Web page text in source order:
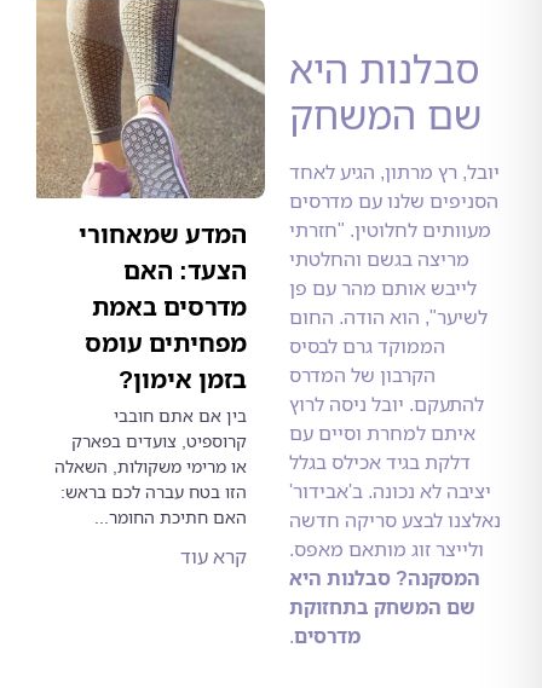
היא
המשחק
רץ מרתון, הגיע לאחד
שלנו עם מדרסים
לחלוטין. "חזרתי
בגשם והחלטתי
אותם מהר עם פן
הוא הודה. החום
הממוקד גרם לבסיס
הקרבון של המדרס
יובל ניסה לרוץ
למחרת וסיים עם
בגיד אכילס בגלל
לא נכונה. ב'אבידור'
לבצע סריקה חדשה
זוג מותאם מאפס.
סבלנות היא
המשחק בתחזוקת
המדע שמאחורי
הצעד: האם
מדרסים באמת
מפחיתים עומס
בזמן אימון?
בין אם אתם חובבי
קרוספיט, צועדים בפארק
או מרימי משקולות, השאלה
הזו בטח עברה לכם בראש:
האם חתיכת החומר...
קרא עוד